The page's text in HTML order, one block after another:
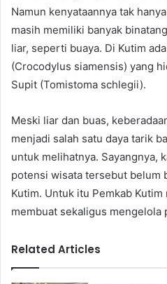
Namun kenyataannya tak
masih memiliki banyak
liar, seperti buaya. Di Kutim
(Crocodylus siamensis) yang
Supit (Tomistoma schlegii).
Meski liar dan buas,
menjadi salah satu daya tarik
untuk melihatnya. Sayangnya,
potensi wisata tersebut belum
Kutim. Untuk itu Pemkab
membuat sekaligus mengelola
Related Articles